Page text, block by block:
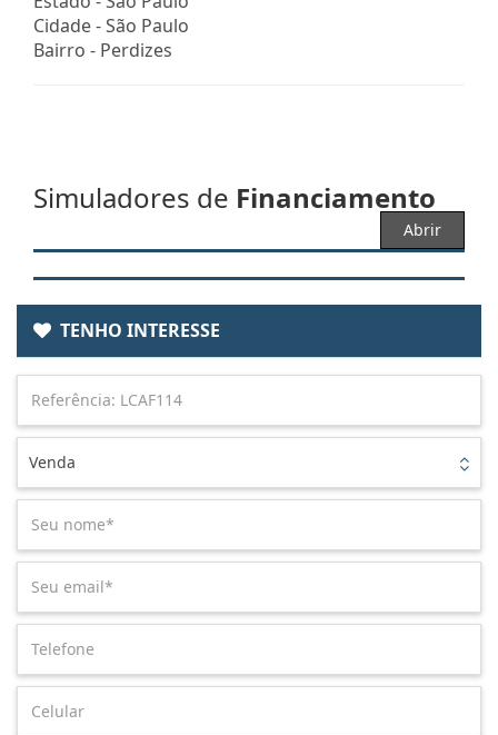
Cidade -São Paulo
Bairro - Perdizes
Simuladores de Financiamento
Abrir
TENHO INTERESSE
Venda